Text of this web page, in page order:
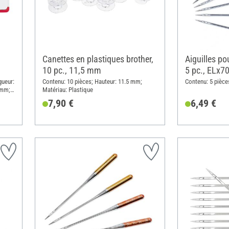
Canettes en plastiques brother,
10 pc., 11,5 mm
Contenu: 10 pièces; Hauteur: 11.5 mm;
Matériau: Plastique
7,90 €
Aiguilles
5 pc.,
Contenu: 5
6,49 €